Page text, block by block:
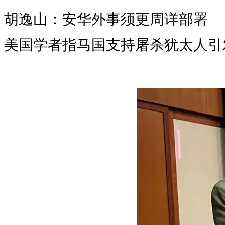
胡逸山：安华外事须更周详部署
美国学者指马国支持屠杀犹太人